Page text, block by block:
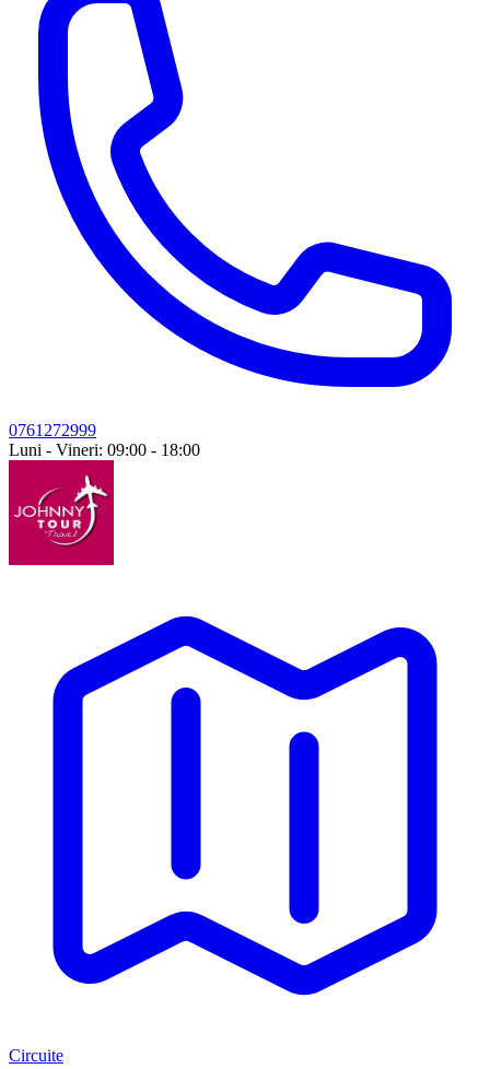
0761272999
Luni - Vineri: 09:00 - 18:00
Circuite